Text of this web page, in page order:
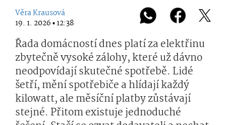
Věra Krausová
19. 1. 2026 ▪ 12:38
Řada domácností dnes platí za elektřinu
zbytečně vysoké zálohy, které už dávno
neodpovídají skutečné spotřebě. Lidé
šetří, mění spotřebiče a hlídají každý
kilowatt, ale měsíční platby zůstávají
stejné. Přitom existuje jednoduché